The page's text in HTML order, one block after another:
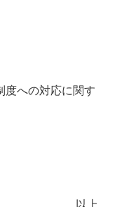
度への対応に関す
以上